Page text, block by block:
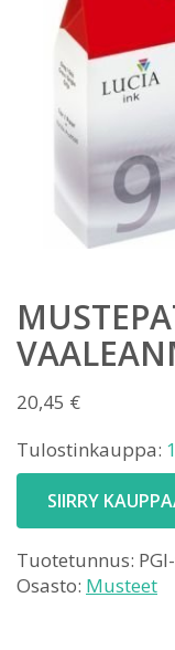
20,45 €
Tulostinkauppa:
SIIRRY
Tuotetunnus:
Osasto: Musteet